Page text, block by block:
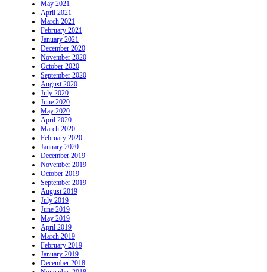
May 2021
April 2021
March 2021
February 2021
January 2021
December 2020
November 2020
October 2020
September 2020
August 2020
July 2020
June 2020
May 2020
April 2020
March 2020
February 2020
January 2020
December 2019
November 2019
October 2019
September 2019
August 2019
July 2019
June 2019
May 2019
April 2019
March 2019
February 2019
January 2019
December 2018